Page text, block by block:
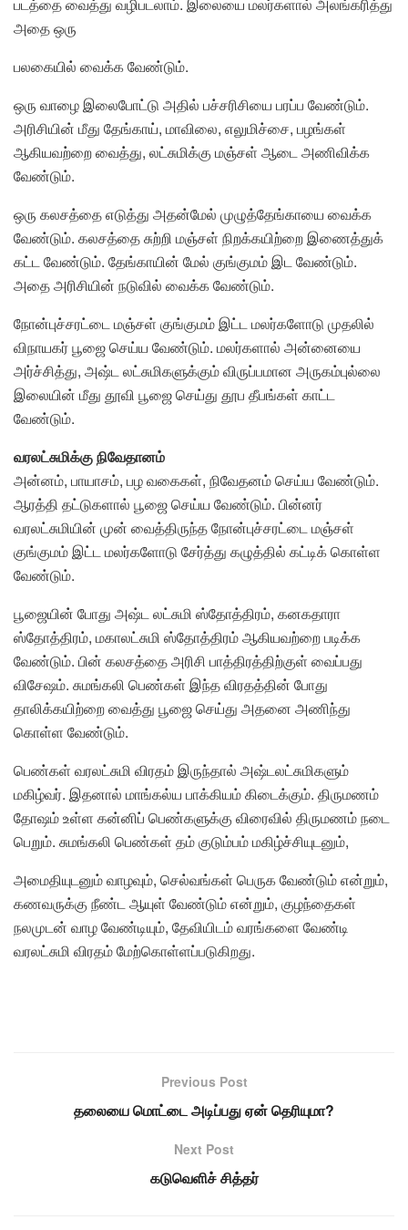
அதை ஒரு
பலகையில் வைக்க வேண்டும்.
ஒரு வாழை இலைபோட்டு அதில் பச்சரிசியை பரப்ப வேண்டும்.
அரிசியின் மீது தேங்காய், மாவிலை, எலுமிச்சை, பழங்கள்
ஆகியவற்றை வைத்து, லட்சுமிக்கு மஞ்சள் ஆடை அணிவிக்க
வேண்டும்.
ஒரு கலசத்தை எடுத்து அதன்மேல் முழுத்தேங்காயை வைக்க
வேண்டும். கலசத்தை சுற்றி மஞ்சள் நிறக்கயிற்றை இணைத்துக்
கட்ட வேண்டும். தேங்காயின் மேல் குங்குமம் இட வேண்டும்.
அதை அரிசியின் நடுவில் வைக்க வேண்டும்.
நோன்புச்சரட்டை மஞ்சள் குங்குமம் இட்ட மலர்களோடு முதலில்
விநாயகர் பூஜை செய்ய வேண்டும். மலர்களால் அன்னையை
அர்ச்சித்து, அஷ்ட லட்சுமிகளுக்கும் விருப்பமான அருகம்புல்லை
இலையின் மீது தூவி பூஜை செய்து தூப தீபங்கள் காட்ட
வேண்டும்.
வரலட்சுமிக்கு நிவேதானம்
அன்னம், பாயாசம், பழ வகைகள், நிவேதனம் செய்ய வேண்டும்.
ஆரத்தி தட்டுகளால் பூஜை செய்ய வேண்டும். பின்னர்
வரலட்சுமியின் முன் வைத்திருந்த நோன்புச்சரட்டை மஞ்சள்
குங்குமம் இட்ட மலர்களோடு சேர்த்து கழுத்தில் கட்டிக் கொள்ள
வேண்டும்.
பூஜையின் போது அஷ்ட லட்சுமி ஸ்தோத்திரம், கனகதாரா
ஸ்தோத்திரம், மகாலட்சுமி ஸ்தோத்திரம் ஆகியவற்றை படிக்க
வேண்டும். பின் கலசத்தை அரிசி பாத்திரத்திற்குள் வைப்பது
விசேஷம். சுமங்கலி பெண்கள் இந்த விரதத்தின் போது
தாலிக்கயிற்றை வைத்து பூஜை செய்து அதனை அணிந்து
கொள்ள வேண்டும்.
பெண்கள் வரலட்சுமி விரதம் இருந்தால் அஷ்டலட்சுமிகளும்
மகிழ்வர். இதனால் மாங்கல்ய பாக்கியம் கிடைக்கும். திருமணம்
தோஷம் உள்ள கன்னிப் பெண்களுக்கு விரைவில் திருமணம் நடை
பெறும். சுமங்கலி பெண்கள் தம் குடும்பம் மகிழ்ச்சியுடனும்,
அமைதியுடனும் வாழவும், செல்வங்கள் பெருக வேண்டும் என்றும்,
கணவருக்கு நீண்ட ஆயுள் வேண்டும் என்றும், குழந்தைகள்
நலமுடன் வாழ வேண்டியும், தேவியிடம் வரங்களை வேண்டி
வரலட்சுமி விரதம் மேற்கொள்ளப்படுகிறது.
Previous Post
தலையை மொட்டை அடிப்பது ஏன் தெரியுமா?
Next Post
கடுவெளிச் சித்தர்